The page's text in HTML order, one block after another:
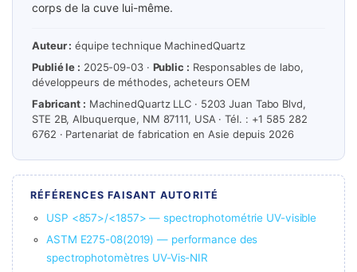
corps de la cuve lui-même.
Auteur : équipe technique MachinedQuartz
Publié le : 2025-09-03 · Public : Responsables de labo,
développeurs de méthodes, acheteurs OEM
Fabricant : MachinedQuartz LLC · 5203 Juan Tabo Blvd,
STE 2B, Albuquerque, NM 87111, USA · Tél. : +1 585 282
6762 · Partenariat de fabrication en Asie depuis 2026
RÉFÉRENCES FAISANT AUTORITÉ
USP <857>/<1857> — spectrophotométrie UV-visible
ASTM E275-08(2019) — performance des
spectrophotomètres UV-Vis-NIR